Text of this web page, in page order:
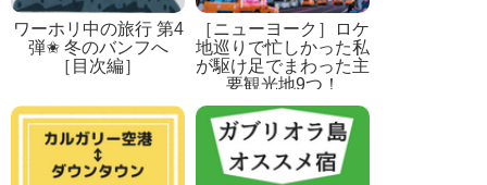
ワーホリ中の旅行 第4
弾✬ 冬のバンフへ
［目次編］
［ニューヨーク］ロケ
地巡りで忙しかった私
が駆け足でまわった主
要観光地9つ！